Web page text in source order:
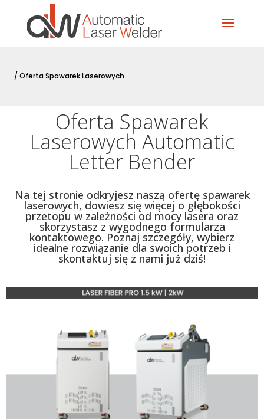
/Oferta Spawarek Laserowych
Oferta Spawarek
Laserowych Automatic
Letter Bender
Na tej stronie odkryjesz naszą ofertę spawarek
laserowych, dowiesz się więcej o głębokości
przetopu w zależności od mocy lasera oraz
skorzystasz z wygodnego formularza
kontaktowego. Poznaj szczegóły, wybierz
idealne rozwiązanie dla swoich potrzeb i
skontaktuj się z nami już dziś!